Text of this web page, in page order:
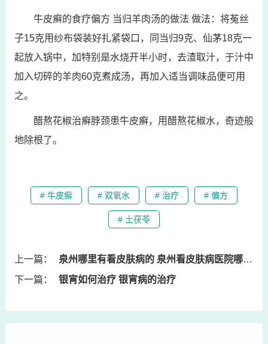
牛皮癣的食疗偏方 当归羊肉汤的做法 做法：将菟丝
子15克用纱布袋装好扎紧袋口，同当归9克、仙茅18克一
起放入锅中，加特别是水烧开半小时，去渣取汁，于汁中
加入切碎的羊肉60克煮成汤，再加入适当调味品便可用
之。
醋熬花椒治癣脖颈患牛皮癣，用醋熬花椒水，奇迹般
地除根了。
# 牛皮癣 # 双氧水 # 治疗 # 偏方
# 土茯苓
上一篇：
泉州哪里有看皮肤病的 泉州看皮肤病医院哪家好
下一篇：
银宵如何治疗 银宵病的治疗